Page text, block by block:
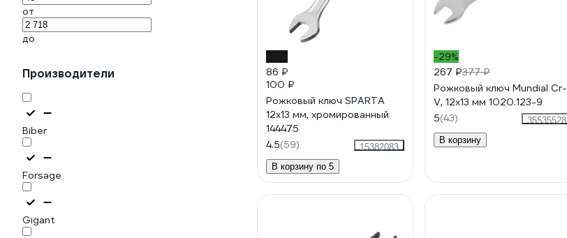
от
до
Производители
Biber
Forsage
Gigant
86 ₽
100 ₽
Рожковый ключ SPARTA
12x13 мм, хромированный
144475
4.5(59)
15382083
В корзину по 5
-29%
267 ₽377 ₽
Рожковый ключ Mundial Cr-
V, 12x13 мм 1020.123-9
5(43)
35535528
В корзину